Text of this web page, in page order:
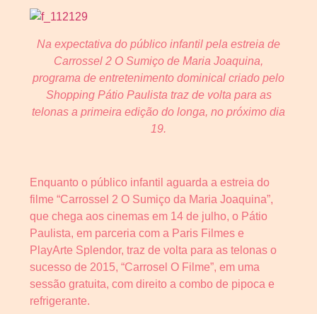
Na expectativa do público infantil pela estreia de
Carrossel 2 O Sumiço de Maria Joaquina,
programa de entretenimento dominical criado pelo
Shopping Pátio Paulista traz de volta para as
telonas a primeira edição do longa, no próximo dia
19.
Enquanto o público infantil aguarda a estreia do
filme “Carrossel 2 O Sumiço da Maria Joaquina”,
que chega aos cinemas em 14 de julho, o Pátio
Paulista, em parceria com a Paris Filmes e
PlayArte Splendor, traz de volta para as telonas o
sucesso de 2015, “Carrosel O Filme”, em uma
sessão gratuita, com direito a combo de pipoca e
refrigerante.